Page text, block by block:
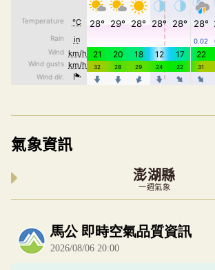
氣象資訊
澎湖縣
一週氣象
內嵌空氣品質小工具為視覺預